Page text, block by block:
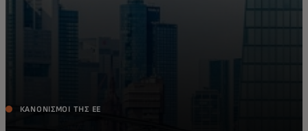
ΚΑΝΟΝΙΣΜΟΊ ΤΗΣ ΕΕ